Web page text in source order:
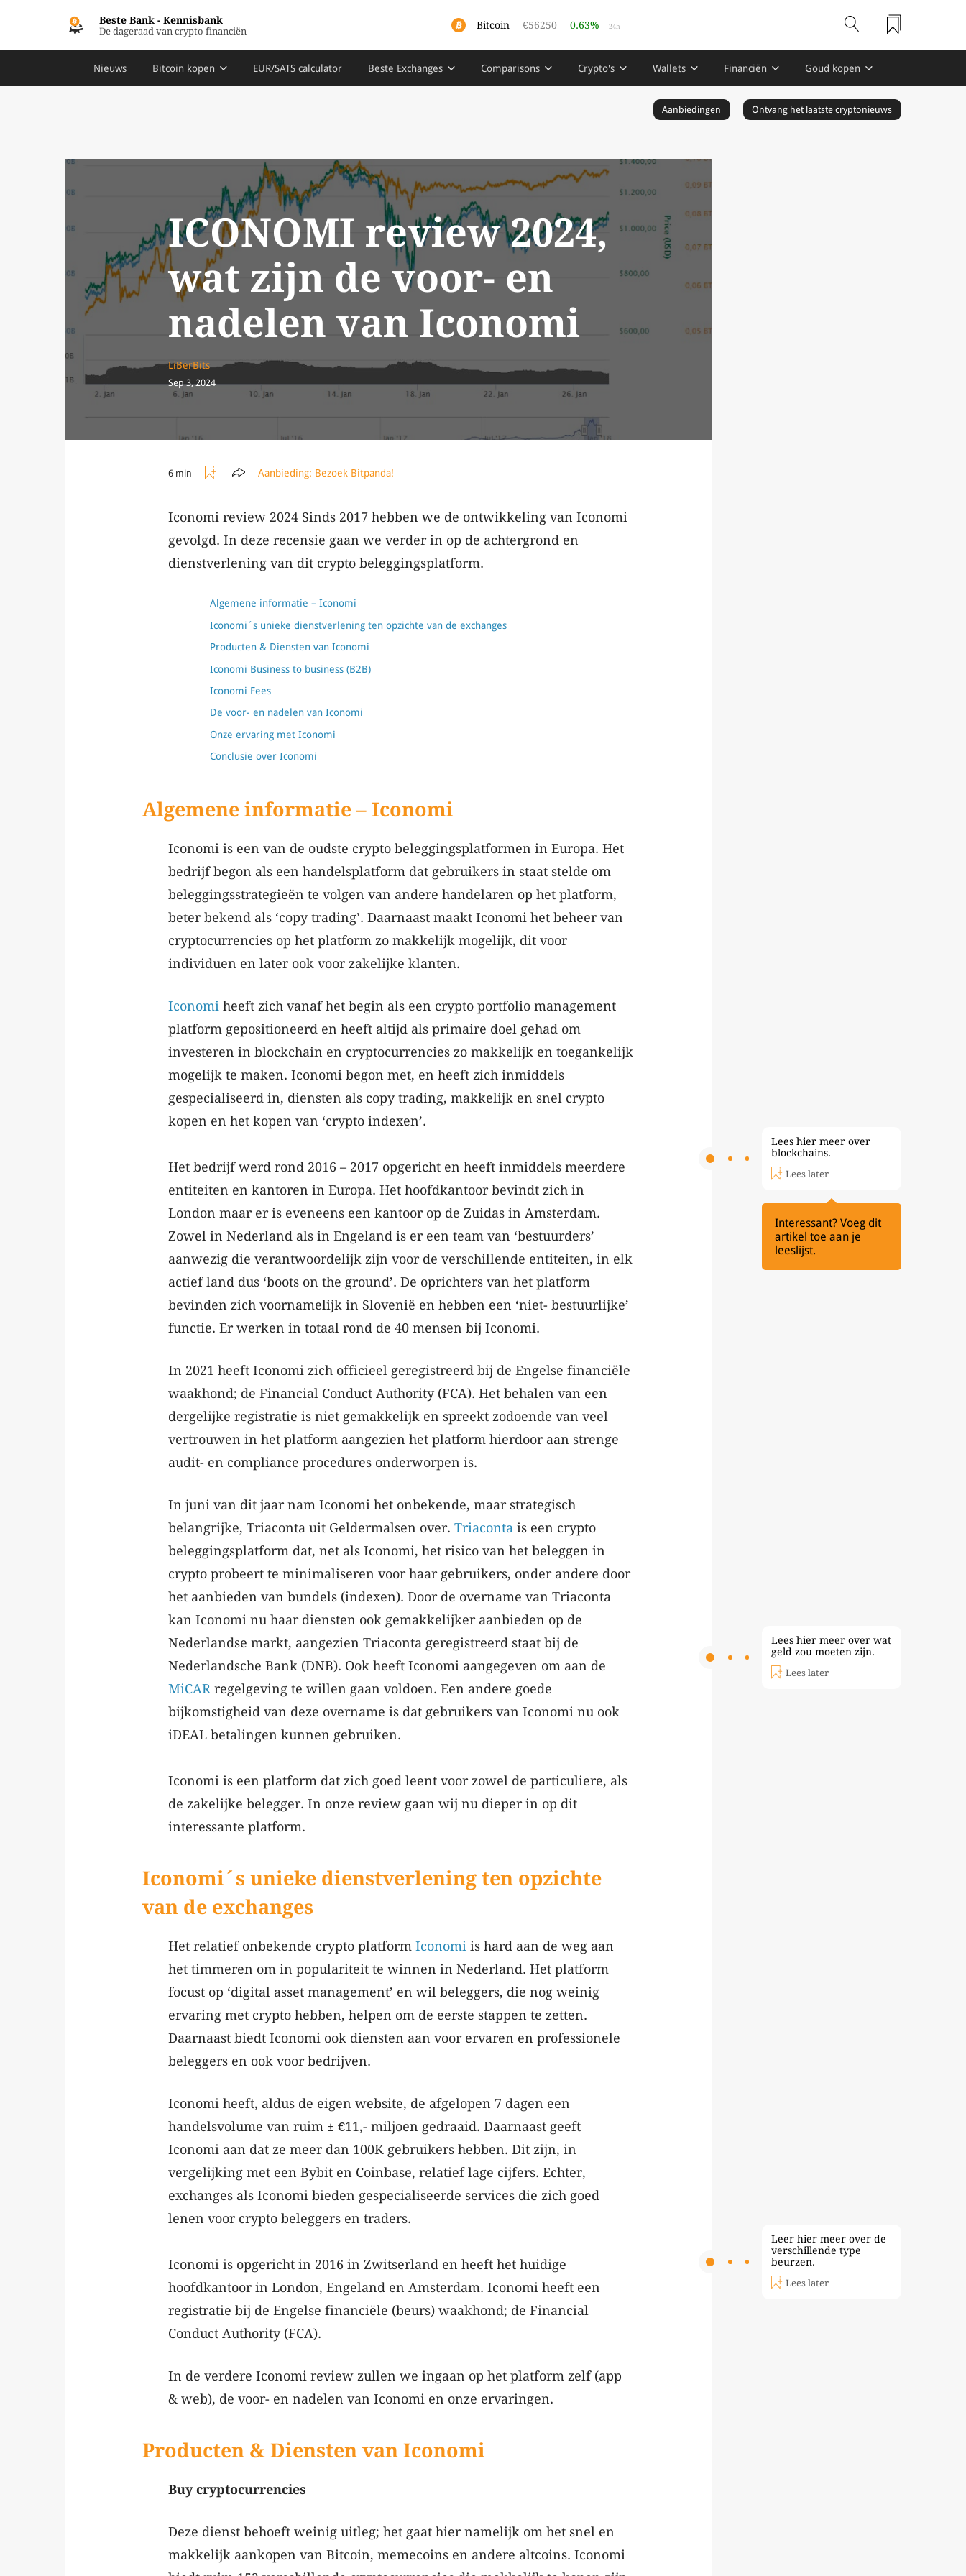
Beste Bank - Kennisbank
De dageraad van crypto financiën Bitcoin €56250 0.63% 24h
Nieuws Bitcoin kopen EUR/SATS calculator Beste Exchanges Comparisons Crypto's Wallets Financiën Goud kopen
Aanbiedingen Ontvang het laatste cryptonieuws
ICONOMI review 2024,
wat zijn de voor- en
nadelen van Iconomi
LiBerBits
Sep 3, 2024
6 min Aanbieding: Bezoek Bitpanda!
Iconomi review 2024 Sinds 2017 hebben we de ontwikkeling van Iconomi
gevolgd. In deze recensie gaan we verder in op de achtergrond en
dienstverlening van dit crypto beleggingsplatform.
Algemene informatie – Iconomi
Iconomi´s unieke dienstverlening ten opzichte van de exchanges
Producten & Diensten van Iconomi
Iconomi Business to business (B2B)
Iconomi Fees
De voor- en nadelen van Iconomi
Onze ervaring met Iconomi
Conclusie over Iconomi
Algemene informatie – Iconomi
Iconomi is een van de oudste crypto beleggingsplatformen in Europa. Het
bedrijf begon als een handelsplatform dat gebruikers in staat stelde om
beleggingsstrategieën te volgen van andere handelaren op het platform,
beter bekend als ‘copy trading’. Daarnaast maakt Iconomi het beheer van
cryptocurrencies op het platform zo makkelijk mogelijk, dit voor
individuen en later ook voor zakelijke klanten.
Iconomi heeft zich vanaf het begin als een crypto portfolio management
platform gepositioneerd en heeft altijd als primaire doel gehad om
investeren in blockchain en cryptocurrencies zo makkelijk en toegankelijk
mogelijk te maken. Iconomi begon met, en heeft zich inmiddels
gespecialiseerd in, diensten als copy trading, makkelijk en snel crypto
kopen en het kopen van ‘crypto indexen’.
Het bedrijf werd rond 2016 – 2017 opgericht en heeft inmiddels meerdere
entiteiten en kantoren in Europa. Het hoofdkantoor bevindt zich in
London maar er is eveneens een kantoor op de Zuidas in Amsterdam.
Zowel in Nederland als in Engeland is er een team van ‘bestuurders’
aanwezig die verantwoordelijk zijn voor de verschillende entiteiten, in elk
actief land dus ‘boots on the ground’. De oprichters van het platform
bevinden zich voornamelijk in Slovenië en hebben een ‘niet- bestuurlijke’
functie. Er werken in totaal rond de 40 mensen bij Iconomi.
In 2021 heeft Iconomi zich officieel geregistreerd bij de Engelse financiële
waakhond; de Financial Conduct Authority (FCA). Het behalen van een
dergelijke registratie is niet gemakkelijk en spreekt zodoende van veel
vertrouwen in het platform aangezien het platform hierdoor aan strenge
audit- en compliance procedures onderworpen is.
In juni van dit jaar nam Iconomi het onbekende, maar strategisch
belangrijke, Triaconta uit Geldermalsen over. Triaconta is een crypto
beleggingsplatform dat, net als Iconomi, het risico van het beleggen in
crypto probeert te minimaliseren voor haar gebruikers, onder andere door
het aanbieden van bundels (indexen). Door de overname van Triaconta
kan Iconomi nu haar diensten ook gemakkelijker aanbieden op de
Nederlandse markt, aangezien Triaconta geregistreerd staat bij de
Nederlandsche Bank (DNB). Ook heeft Iconomi aangegeven om aan de
MiCAR regelgeving te willen gaan voldoen. Een andere goede
bijkomstigheid van deze overname is dat gebruikers van Iconomi nu ook
iDEAL betalingen kunnen gebruiken.
Iconomi is een platform dat zich goed leent voor zowel de particuliere, als
de zakelijke belegger. In onze review gaan wij nu dieper in op dit
interessante platform.
Iconomi´s unieke dienstverlening ten opzichte
van de exchanges
Het relatief onbekende crypto platform Iconomi is hard aan de weg aan
het timmeren om in populariteit te winnen in Nederland. Het platform
focust op ‘digital asset management’ en wil beleggers, die nog weinig
ervaring met crypto hebben, helpen om de eerste stappen te zetten.
Daarnaast biedt Iconomi ook diensten aan voor ervaren en professionele
beleggers en ook voor bedrijven.
Iconomi heeft, aldus de eigen website, de afgelopen 7 dagen een
handelsvolume van ruim ± €11,- miljoen gedraaid. Daarnaast geeft
Iconomi aan dat ze meer dan 100K gebruikers hebben. Dit zijn, in
vergelijking met een Bybit en Coinbase, relatief lage cijfers. Echter,
exchanges als Iconomi bieden gespecialiseerde services die zich goed
lenen voor crypto beleggers en traders.
Iconomi is opgericht in 2016 in Zwitserland en heeft het huidige
hoofdkantoor in London, Engeland en Amsterdam. Iconomi heeft een
registratie bij de Engelse financiële (beurs) waakhond; de Financial
Conduct Authority (FCA).
In de verdere Iconomi review zullen we ingaan op het platform zelf (app
& web), de voor- en nadelen van Iconomi en onze ervaringen.
Producten & Diensten van Iconomi
Buy cryptocurrencies
Deze dienst behoeft weinig uitleg; het gaat hier namelijk om het snel en
makkelijk aankopen van Bitcoin, memecoins en andere altcoins. Iconomi
Lees hier meer over
blockchains.
Lees later
Interessant? Voeg dit
artikel toe aan je
leeslijst.
Lees hier meer over wat
geld zou moeten zijn.
Lees later
Leer hier meer over de
verschillende type
beurzen.
Lees later